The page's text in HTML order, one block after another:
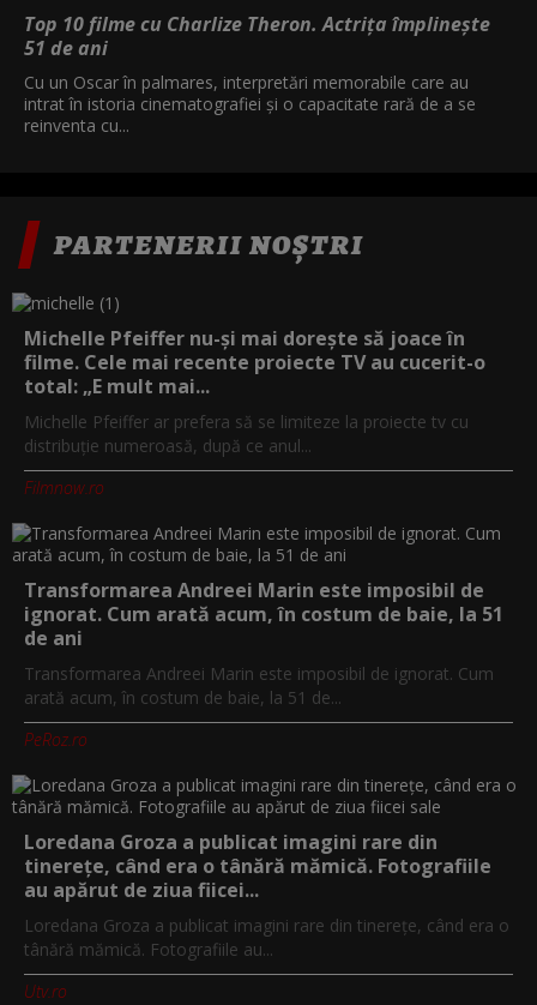
Top 10 filme cu Charlize Theron. Actrița împlinește
51 de ani
Cu un Oscar în palmares, interpretări memorabile care au
intrat în istoria cinematografiei și o capacitate rară de a se
reinventa cu...
PARTENERII NOȘTRI
Michelle Pfeiffer nu-și mai dorește să joace în
filme. Cele mai recente proiecte TV au cucerit-o
total: „E mult mai...
Michelle Pfeiffer ar prefera să se limiteze la proiecte tv cu
distribuție numeroasă, după ce anul...
Filmnow.ro
Transformarea Andreei Marin este imposibil de
ignorat. Cum arată acum, în costum de baie, la 51
de ani
Transformarea Andreei Marin este imposibil de ignorat. Cum
arată acum, în costum de baie, la 51 de...
PeRoz.ro
Loredana Groza a publicat imagini rare din
tinerețe, când era o tânără mămică. Fotografiile
au apărut de ziua fiicei...
Loredana Groza a publicat imagini rare din tinerețe, când era o
tânără mămică. Fotografiile au...
Utv.ro